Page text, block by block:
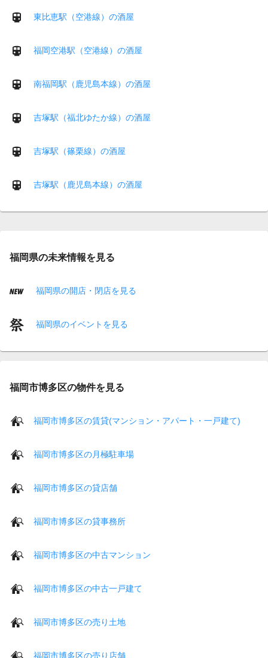
東比恵駅（空港線）の酒屋
福岡空港駅（空港線）の酒屋
南福岡駅（鹿児島本線）の酒屋
吉塚駅（福北ゆたか線）の酒屋
吉塚駅（篠栗線）の酒屋
吉塚駅（鹿児島本線）の酒屋
福岡県の未来情報を見る
福岡県の開店・閉店を見る
福岡県のイベントを見る
福岡市博多区の物件を見る
福岡市博多区の賃貸(マンション・アパート・一戸建て)
福岡市博多区の月極駐車場
福岡市博多区の貸店舗
福岡市博多区の貸事務所
福岡市博多区の中古マンション
福岡市博多区の中古一戸建て
福岡市博多区の売り土地
福岡市博多区の売り店舗